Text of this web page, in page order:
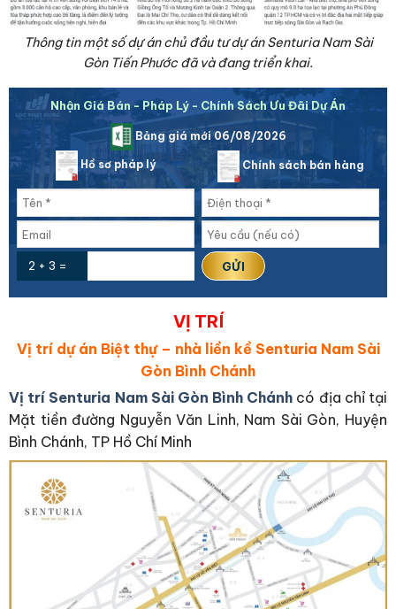
Thông tin một số dự án chủ đầu tư dự án Senturia Nam Sài
Gòn Tiến Phước đã và đang triển khai.
Nhận Giá Bán - Pháp Lý - Chính Sách Ưu Đãi Dự Án
Bảng giá mới 06/08/2026
Hồ sơ pháp lý Chính sách bán hàng
2 + 3 =
VỊ TRÍ
Vị trí dự án Biệt thự – nhà liền kề Senturia Nam Sài
Gòn Bình Chánh
Vị trí Senturia Nam Sài Gòn Bình Chánh có địa chỉ tại
Mặt tiền đường Nguyễn Văn Linh, Nam Sài Gòn, Huyện
Bình Chánh, TP Hồ Chí Minh